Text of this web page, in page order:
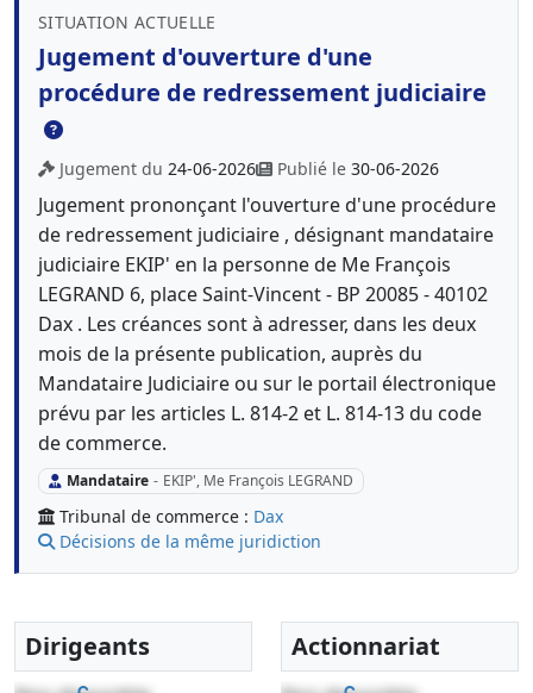
SITUATION ACTUELLE
Jugement d'ouverture d'une
procédure de redressement judiciaire
Jugement du 24-06-2026 Publié le 30-06-2026
Jugement prononçant l'ouverture d'une procédure
de redressement judiciaire , désignant mandataire
judiciaire EKIP' en la personne de Me François
LEGRAND 6, place Saint-Vincent - BP 20085 - 40102
Dax . Les créances sont à adresser, dans les deux
mois de la présente publication, auprès du
Mandataire Judiciaire ou sur le portail électronique
prévu par les articles L. 814-2 et L. 814-13 du code
de commerce.
Mandataire - EKIP', Me François LEGRAND
Tribunal de commerce : Dax
Décisions de la même juridiction
Dirigeants Actionnariat